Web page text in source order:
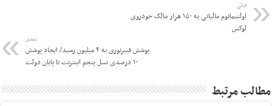
قبلی
اولتیماتوم مالیاتی به ۱۵۰ هزار مالک خودروی
لوکس
بعدی
پوشش فیبرنوری به ۴ میلیون رسید/ ایجاد پوشش
۱۰ درصدی نسل پنجم اینترنت تا پایان دولت
مطالب مرتبط